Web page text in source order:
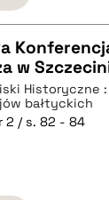
w
Historyczne
bałtyckich
2 / s. 82 - 84